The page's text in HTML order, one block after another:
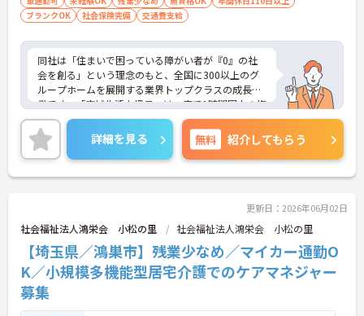
ブランクOK
社会保険完備 交通費支給
同社は「住まいで困っている障がい者が『0』の社
会を創る」という理念のもと、全国に300以上のグ
ループホームを展開する業界トップクラスの成長企
業です。「広域生活支援員」は、車で1時間圏内の複
数施設を横断的に担当し、現場支援とパートスタッ
フのサポートを行うハイクラスなポジションです。
最新設備とバリアフリーが完備され、スタッフの身
体的負担が少なく、広域手当5万円が付与されるこ
とで高い給与水準を実現しています。年間休日114
効率化など、ワークライフバランスを保ちながら定
年70歳まで長期的に活躍できる制度が盤石に整って
います。複数施設を経験することで培われるマネジ
メント視点は、将来的なエリアマネージャーへのキ
ャリアアップにも直結しており、最新の環境で専門
性を発揮したいプロフェッショナルの方にお勧めで
す。
詳細を見る 無料 紹介してもらう
更新日：2026年06月02日
社会福祉法人鴻栄会 小松の里 社会福祉法人鴻栄会 小松の里
【埼玉県／鴻巣市】残業少なめ／マイカー通勤O
K／小規模多機能型居宅介護でのケアマネジャー
募集